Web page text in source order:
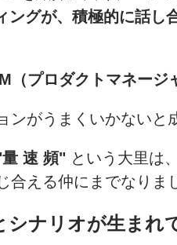
ングが、積極的に話し
プロダクトマネー
ンがうまくいかないと
速 頻" という大里は
える仲にまでなりま
シナリオが生まれ